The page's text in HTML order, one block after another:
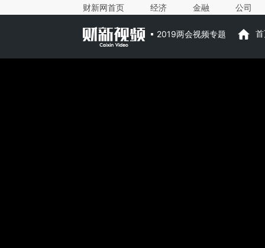
财新网首页 经济 金融 公司
2019两会视频专题